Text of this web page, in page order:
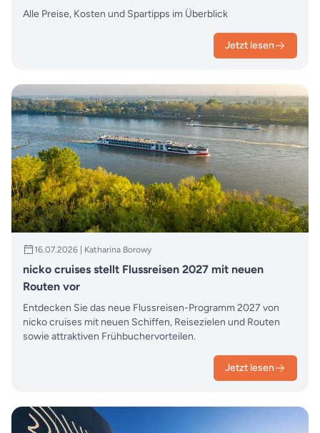
Alle Preise, Kosten und Spartipps im Überblick
Jetzt lesen
16.07.2026 | Katharina Borowy
nicko cruises stellt Flussreisen 2027 mit neuen
Routen vor
Entdecken Sie das neue Flussreisen-Programm 2027 von
nicko cruises mit neuen Schiffen, Reisezielen und Routen
sowie attraktiven Frühbuchervorteilen.
Jetzt lesen